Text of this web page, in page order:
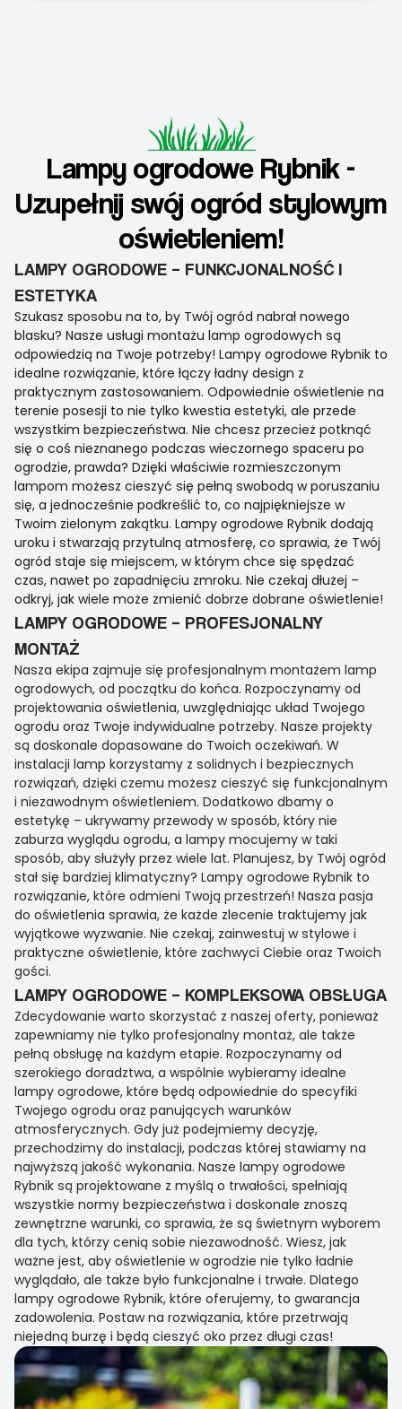
Lampy ogrodowe Rybnik -
Uzupełnij swój ogród stylowym
oświetleniem!
LAMPY OGRODOWE – FUNKCJONALNOŚĆ I
ESTETYKA
Szukasz sposobu na to, by Twój ogród nabrał nowego
blasku? Nasze usługi montażu lamp ogrodowych są
odpowiedzią na Twoje potrzeby! Lampy ogrodowe Rybnik to
idealne rozwiązanie, które łączy ładny design z
praktycznym zastosowaniem. Odpowiednie oświetlenie na
terenie posesji to nie tylko kwestia estetyki, ale przede
wszystkim bezpieczeństwa. Nie chcesz przecież potknąć
się o coś nieznanego podczas wieczornego spaceru po
ogrodzie, prawda? Dzięki właściwie rozmieszczonym
lampom możesz cieszyć się pełną swobodą w poruszaniu
się, a jednocześnie podkreślić to, co najpiękniejsze w
Twoim zielonym zakątku. Lampy ogrodowe Rybnik dodają
uroku i stwarzają przytulną atmosferę, co sprawia, że Twój
ogród staje się miejscem, w którym chce się spędzać
czas, nawet po zapadnięciu zmroku. Nie czekaj dłużej –
odkryj, jak wiele może zmienić dobrze dobrane oświetlenie!
LAMPY OGRODOWE – PROFESJONALNY
MONTAŻ
Nasza ekipa zajmuje się profesjonalnym montażem lamp
ogrodowych, od początku do końca. Rozpoczynamy od
projektowania oświetlenia, uwzględniając układ Twojego
ogrodu oraz Twoje indywidualne potrzeby. Nasze projekty
są doskonale dopasowane do Twoich oczekiwań. W
instalacji lamp korzystamy z solidnych i bezpiecznych
rozwiązań, dzięki czemu możesz cieszyć się funkcjonalnym
i niezawodnym oświetleniem. Dodatkowo dbamy o
estetykę – ukrywamy przewody w sposób, który nie
zaburza wyglądu ogrodu, a lampy mocujemy w taki
sposób, aby służyły przez wiele lat. Planujesz, by Twój ogród
stał się bardziej klimatyczny? Lampy ogrodowe Rybnik to
rozwiązanie, które odmieni Twoją przestrzeń! Nasza pasja
do oświetlenia sprawia, że każde zlecenie traktujemy jak
wyjątkowe wyzwanie. Nie czekaj, zainwestuj w stylowe i
praktyczne oświetlenie, które zachwyci Ciebie oraz Twoich
gości.
LAMPY OGRODOWE – KOMPLEKSOWA OBSŁUGA
Zdecydowanie warto skorzystać z naszej oferty, ponieważ
zapewniamy nie tylko profesjonalny montaż, ale także
pełną obsługę na każdym etapie. Rozpoczynamy od
szerokiego doradztwa, a wspólnie wybieramy idealne
lampy ogrodowe, które będą odpowiednie do specyfiki
Twojego ogrodu oraz panujących warunków
atmosferycznych. Gdy już podejmiemy decyzję,
przechodzimy do instalacji, podczas której stawiamy na
najwyższą jakość wykonania. Nasze lampy ogrodowe
Rybnik są projektowane z myślą o trwałości, spełniają
wszystkie normy bezpieczeństwa i doskonale znoszą
zewnętrzne warunki, co sprawia, że są świetnym wyborem
dla tych, którzy cenią sobie niezawodność. Wiesz, jak
ważne jest, aby oświetlenie w ogrodzie nie tylko ładnie
wyglądało, ale także było funkcjonalne i trwałe. Dlatego
lampy ogrodowe Rybnik, które oferujemy, to gwarancja
zadowolenia. Postaw na rozwiązania, które przetrwają
niejedną burzę i będą cieszyć oko przez długi czas!